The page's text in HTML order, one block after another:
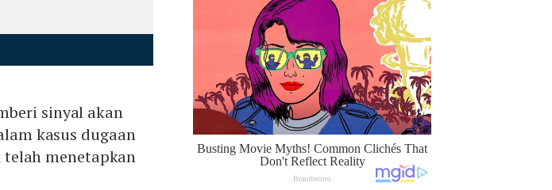
sinyal akan
kasus dugaan
telah menetapkan